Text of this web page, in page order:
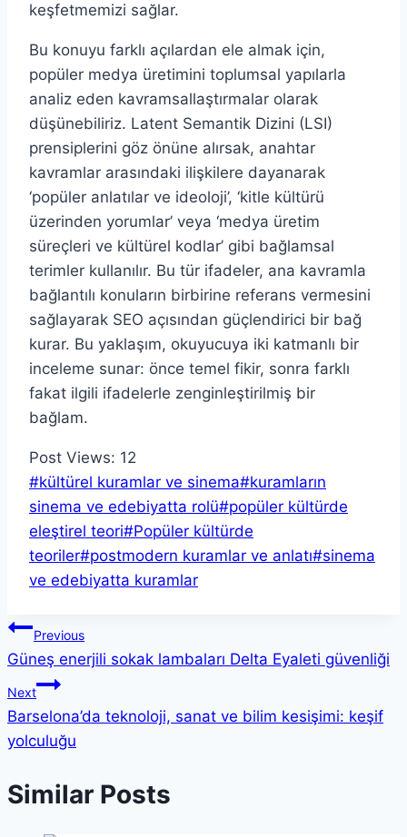
keşfetmemizi sağlar.
Bu konuyu farklı açılardan ele almak için,
popüler medya üretimini toplumsal yapılarla
analiz eden kavramsallaştırmalar olarak
düşünebiliriz. Latent Semantik Dizini (LSI)
prensiplerini göz önüne alırsak, anahtar
kavramlar arasındaki ilişkilere dayanarak
‘popüler anlatılar ve ideoloji’, ‘kitle kültürü
üzerinden yorumlar’ veya ‘medya üretim
süreçleri ve kültürel kodlar’ gibi bağlamsal
terimler kullanılır. Bu tür ifadeler, ana kavramla
bağlantılı konuların birbirine referans vermesini
sağlayarak SEO açısından güçlendirici bir bağ
kurar. Bu yaklaşım, okuyucuya iki katmanlı bir
inceleme sunar: önce temel fikir, sonra farklı
fakat ilgili ifadelerle zenginleştirilmiş bir
bağlam.
Post Views: 12
Post
Tags:
#kültürel kuramlar ve sinema#kuramların
sinema ve edebiyatta rolü#popüler kültürde
eleştirel teori#Popüler kültürde
teoriler#postmodern kuramlar ve anlatı#sinema
ve edebiyatta kuramlar
Yazı
gezinmesi
Previous
Güneş enerjili sokak lambaları Delta Eyaleti güvenliği
Next
Barselona’da teknoloji, sanat ve bilim kesişimi: keşif
yolculuğu
Similar Posts